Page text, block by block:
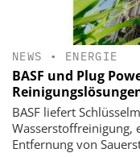
NEWS • ENERGIE
BASF und Plug
BASF liefert
Wasserstoffreinigung,
Entfernung von